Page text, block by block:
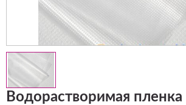
Водорастворимая